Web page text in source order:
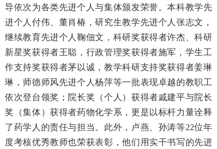
导依次为各类先进个人与集体颁发荣誉。本科教学先
进个人付伟、董肖椿，研究生教学先进个人张志文，
继续教育先进个人鞠佃文，科研奖获得者许杰、科研
新星奖获得者王聪，行政管理奖获得者施军，学生工
作支持奖获得者茅以诚，教学科研支持奖获得者姜琳
琳，师德师风先进个人杨萍等一批表现卓越的教职工
依次登台领奖；院长奖（个人）获得者戚建平与院长
奖（集体）获得者药物化学系，更是以标杆力量诠释
了药学人的责任与担当。此外，卢燕、孙涛等22位年
度考核优秀教师也荣获表彰，他们用实干书写的先进